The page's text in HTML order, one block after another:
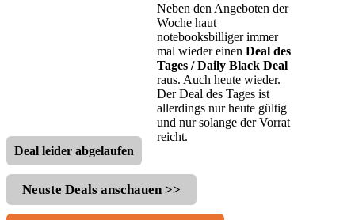
Neben den Angeboten der
Woche haut
notebooksbilliger immer
mal wieder einen Deal des
Tages / Daily Black Deal
raus. Auch heute wieder.
Der Deal des Tages ist
allerdings nur heute gültig
und nur solange der Vorrat
reicht.
Deal leider abgelaufen
Neuste Deals anschauen >>